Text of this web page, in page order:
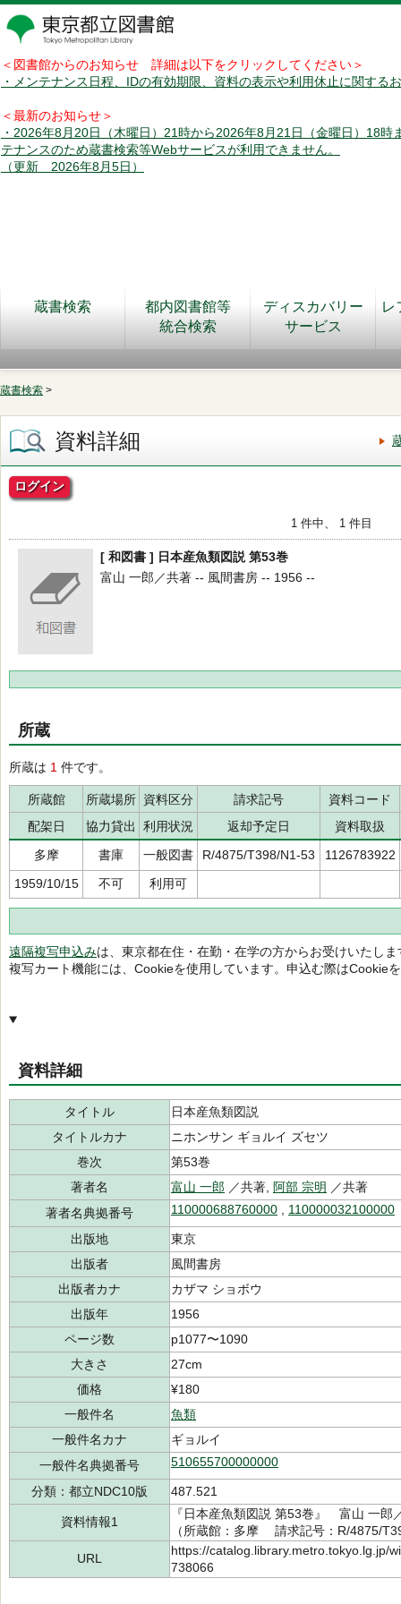
＜図書館からのお知らせ 詳細は以下をクリックしてください＞
・メンテナンス日程、IDの有効期限、資料の表示や利用休止に関する
＜最新のお知らせ＞
・2026年8月20日（木曜日）21時から2026年8月21日（金曜日）18時
テナンスのため蔵書検索等Webサービスが利用できません。
（更新 2026年8月5日）
蔵書検索
都内図書館等
統合検索
ディスカバリー
サービス
レ
蔵書検索 >
資料詳細
ログイン
1 件中、 1 件目
[ 和図書 ] 日本産魚類図説 第53巻
富山 一郎／共著 -- 風間書房 -- 1956 --
所蔵
所蔵は 1 件です。
所蔵館 所蔵場所 資料区分 請求記号
資料コード
配架日
協力貸出 利用状況 返却予定日
資料取扱
多摩
書庫 一般図書 R/4875/T398/N1-53
1126783922
1959/10/15
不可 利用可
遠隔複写申込みは、東京都在住・在勤・在学の方からお受けいたしま
複写カート機能には、Cookieを使用しています。申込む際はCookie
資料詳細
タイトル
日本産魚類図説
タイトルカナ
ニホンサン ギョルイ ズセツ
巻次
第53巻
著者名
富山 一郎 ／共著, 阿部 宗明 ／共著
著者名典拠番号
110000688760000 110000032100000
出版地
東京
出版者
風間書房
出版者カナ
カザマ ショボウ
出版年
1956
ページ数
p1077〜1090
大きさ
27cm
価格
¥180
一般件名
魚類
一般件名カナ
ギョルイ
一般件名典拠番号
510655700000000
分類：都立NDC10版 487.521
資料情報1
『日本産魚類図説 第53巻』 富山 一
（所蔵館：多摩 請求記号：R/4875/
URL
https://catalog.library.metro.tokyo.lg.jp/
738066